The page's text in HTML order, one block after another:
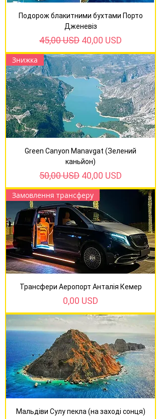
Подорож блакитними бухтами Порто
Дженевіз
Звичайна ціна
45,00 USD За розпродажем
40,00 USD
Знижка
Green Canyon Manavgat (Зелений
каньйон)
Звичайна ціна
50,00 USD За розпродажем
40,00 USD
Замовлення трансферу
Трансфери Аеропорт Анталія Кемер
Ціна
0,00 USD
Мальдіви Сулу пекла (на заході сонця)